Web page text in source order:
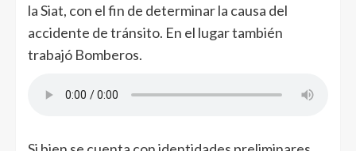
la Siat, con el fin de determinar la causa del
accidente de tránsito. En el lugar también
trabajó Bomberos.